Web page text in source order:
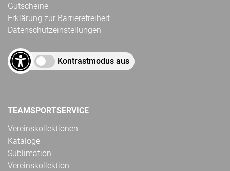
Gutscheine
Erklärung zur Barrierefreiheit
Datenschutzeinstellungen
Kontrastmodus aus
TEAMSPORTSERVICE
Vereinskollektionen
Kataloge
Sublimation
Vereinskollektion